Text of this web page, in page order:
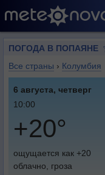
ПОГОДА В ПОПАЯНЕ
Все страны › Колумбия
6 августа, четверг
10:00
+20°
ощущается как +20
облачно, гроза